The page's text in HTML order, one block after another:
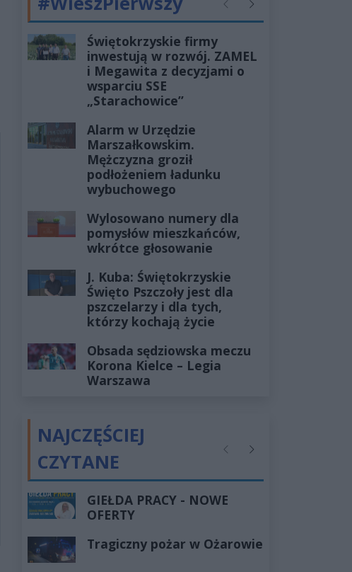
PoprzednieNastępne
Świętokrzyskie firmy
inwestują w rozwój. ZAMEL
i Megawita z decyzjami o
wsparciu SSE
„Starachowice”
Alarm w Urzędzie
Marszałkowskim.
Mężczyzna groził
podłożeniem ładunku
wybuchowego
Wylosowano numery dla
pomysłów mieszkańców,
wkrótce głosowanie
J. Kuba: Świętokrzyskie
Święto Pszczoły jest dla
pszczelarzy i dla tych,
którzy kochają życie
Obsada sędziowska meczu
Korona Kielce – Legia
Warszawa
NAJCZĘŚCIEJ
CZYTANE
PoprzednieNastępne
GIEŁDA PRACY - NOWE
OFERTY
Tragiczny pożar w Ożarowie